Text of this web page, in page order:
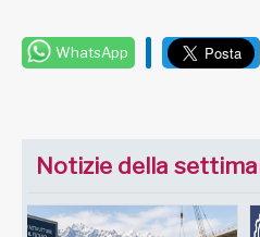
WhatsApp
Notizie della